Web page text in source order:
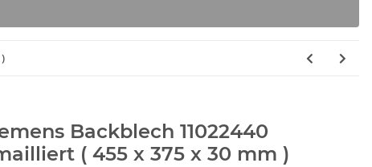
Backblech 11022440
( 455 x 375 x 30 mm )